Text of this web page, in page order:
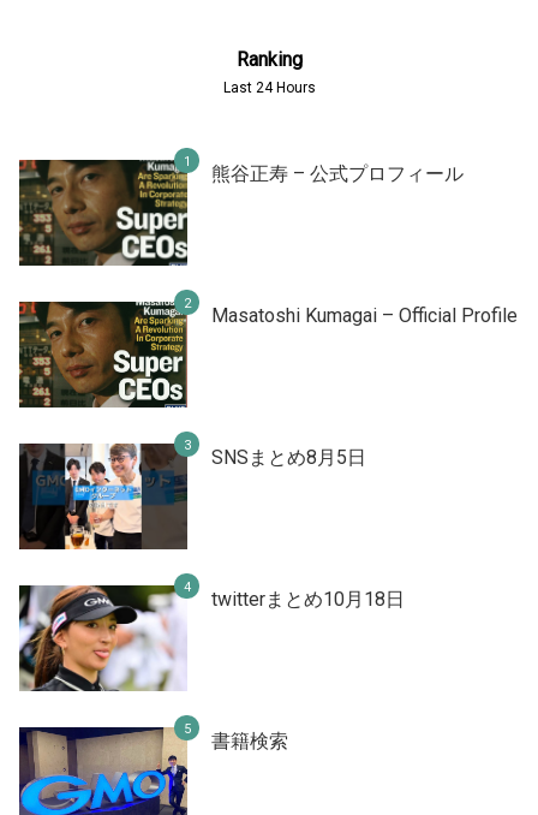
Ranking
Last 24 Hours
熊谷正寿 – 公式プロフィール
Masatoshi Kumagai – Official Profile
SNSまとめ8月5日
twitterまとめ10月18日
書籍検索